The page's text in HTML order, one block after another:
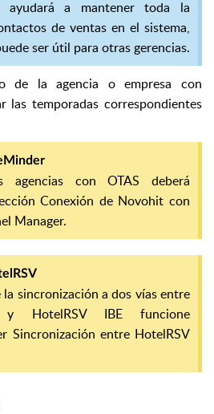
ayudará a mantener toda la
de ventas en el sistema,
ser útil para otras gerencias.
de la agencia o empresa con
las temporadas correspondientes
agencias con OTAS deberá
Conexión de Novohit con
Manager.
la sincronización a dos vías entre
HotelRSV IBE funcione
Sincronización entre HotelRSV